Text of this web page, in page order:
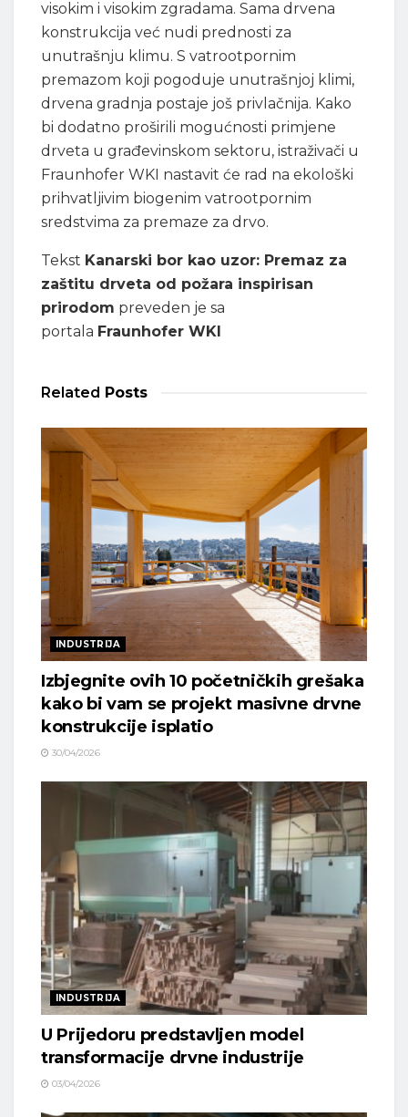
visokim i visokim zgradama. Sama drvena
konstrukcija već nudi prednosti za
unutrašnju klimu. S vatrootpornim
premazom koji pogoduje unutrašnjoj klimi,
drvena gradnja postaje još privlačnija. Kako
bi dodatno proširili mogućnosti primjene
drveta u građevinskom sektoru, istraživači u
Fraunhofer WKI nastavit će rad na ekološki
prihvatljivim biogenim vatrootpornim
sredstvima za premaze za drvo.
Tekst Kanarski bor kao uzor: Premaz za
zaštitu drveta od požara inspirisan
prirodom preveden je sa
portala Fraunhofer WKI
Related Posts
INDUSTRIJA
Izbjegnite ovih 10 početničkih grešaka
kako bi vam se projekt masivne drvne
konstrukcije isplatio
30/04/2026
INDUSTRIJA
U Prijedoru predstavljen model
transformacije drvne industrije
03/04/2026